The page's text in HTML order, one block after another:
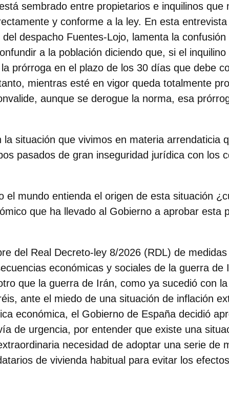
sembrado entre propietarios e inquilinos que
y conforme a la ley. En esta
del despacho Fuentes-Lojo, lamenta la
a la población diciendo que, si el inquilino
prórroga en el plazo de los 30 días que debe
mientras esté en vigor queda totalmente
aunque se derogue la norma, esa
situación que vivimos en materia arrendaticia
pasados de gran inseguridad jurídica con los
el mundo entienda el origen de esta situación
que ha llevado al Gobierno a aprobar esta
del Real Decreto-ley 8/2026 (RDL) de
económicas y sociales de la guerra de
que la guerra de Irán, como ya sucedió con
ante el miedo de una situación de inflación
económica, el Gobierno de España decidió
de urgencia, por entender que existe una
necesidad de adoptar una serie de
de vivienda habitual para evitar los